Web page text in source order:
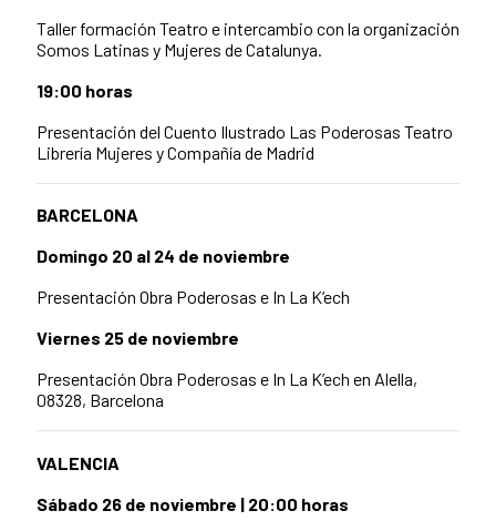
Taller formación Teatro e intercambio con la organización
Somos Latinas y Mujeres de Catalunya.
19:00 horas
Presentación del Cuento Ilustrado Las Poderosas Teatro
Librería Mujeres y Compañía de Madrid
BARCELONA
Domingo 20 al 24 de noviembre
Presentación Obra Poderosas e In La K’ech
Viernes 25 de noviembre
Presentación Obra Poderosas e In La K’ech en Alella,
08328, Barcelona
VALENCIA
Sábado 26 de noviembre | 20:00 horas